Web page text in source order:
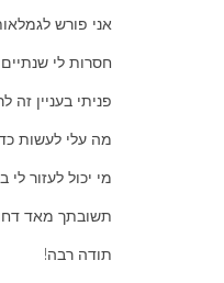
אני פורש לגמלאות בסוף חודש זה,
חסרות לי
פניתי בעניין
מה עלי לעשות
מי יכול לעזור לי
תשובתך מאד
תודה רבה!